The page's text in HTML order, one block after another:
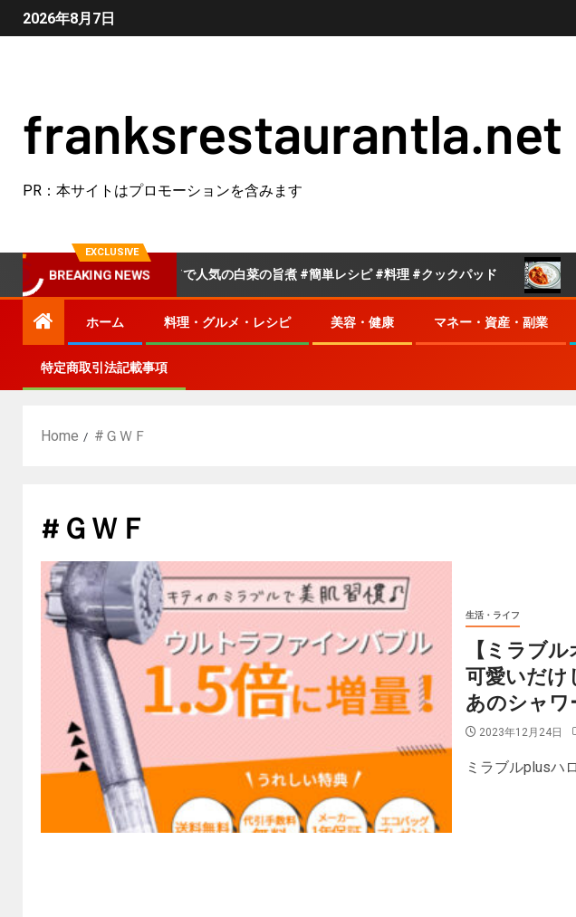
2026年8月7日
franksrestaurantla.net
PR：本サイトはプロモーションを含みます
EXCLUSIVE
BREAKING NEWS
クックパッドで人気の白菜の旨煮 #簡単レシピ #料理 #クックパッド 【旨み
ホーム 料理・グルメ・レシピ 美容・健康 マネー・資産・副業
特定商取引法記載事項
Home #ＧＷＦ
#ＧＷＦ
生活・ライフ
【ミラブ
可愛いだけ
あのシャワ
2023年12月24日
ミラブルplusハ